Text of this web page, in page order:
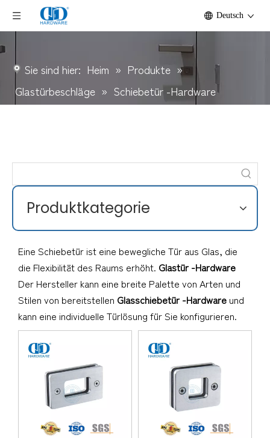
Deutsch
Sie sind hier: Heim » Produkte »
Glastürbeschläge » Schiebetür -Hardware
Produktkategorie
Eine Schiebetür ist eine bewegliche Tür aus Glas, die
die Flexibilität des Raums erhöht. Glastür -Hardware
Der Hersteller kann eine breite Palette von Arten und
Stilen von bereitstellen Glasschiebetür -Hardware und
kann eine individuelle Türlösung für Sie konfigurieren.